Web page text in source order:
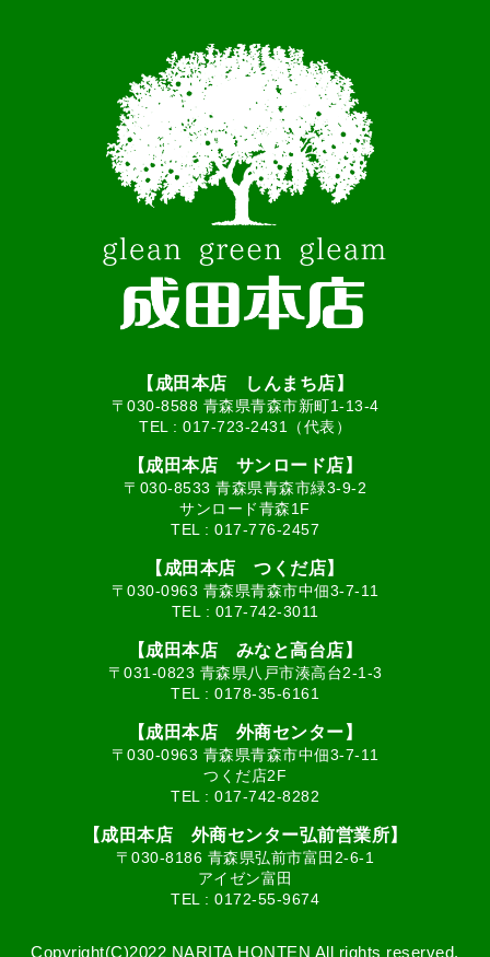
【成田本店 しんまち店】
〒030-8588 青森県青森市新町1-13-4
TEL : 017-723-2431（代表）
【成田本店 サンロード店】
〒030-8533 青森県青森市緑3-9-2
サンロード青森1F
TEL : 017-776-2457
【成田本店 つくだ店】
〒030-0963 青森県青森市中佃3-7-11
TEL : 017-742-3011
【成田本店 みなと高台店】
〒031-0823 青森県八戸市湊高台2-1-3
TEL : 0178-35-6161
【成田本店 外商センター】
〒030-0963 青森県青森市中佃3-7-11
つくだ店2F
TEL : 017-742-8282
【成田本店 外商センター弘前営業所】
〒030-8186 青森県弘前市富田2-6-1
アイゼン富田
TEL : 0172-55-9674
Copyright(C)2022 NARITA HONTEN All rights reserved.